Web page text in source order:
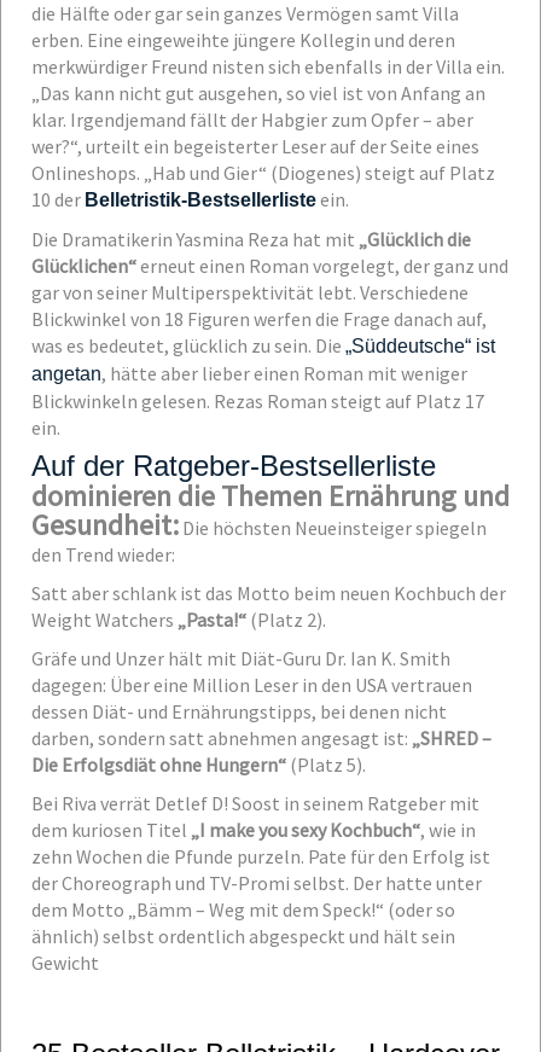
die Hälfte oder gar sein ganzes Vermögen samt Villa
erben. Eine eingeweihte jüngere Kollegin und deren
merkwürdiger Freund nisten sich ebenfalls in der Villa ein.
„Das kann nicht gut ausgehen, so viel ist von Anfang an
klar. Irgendjemand fällt der Habgier zum Opfer – aber
wer?“, urteilt ein begeisterter Leser auf der Seite eines
Onlineshops. „Hab und Gier“ (Diogenes) steigt auf Platz
10 der Belletristik-Bestsellerlisteein.
Die Dramatikerin Yasmina Reza hat mit „Glücklich die
Glücklichen“erneut einen Roman vorgelegt, der ganz und
gar von seiner Multiperspektivität lebt. Verschiedene
Blickwinkel von 18 Figuren werfen die Frage danach auf,
was es bedeutet, glücklich zu sein. Die „Süddeutsche“ ist
angetan, hätte aber lieber einen Roman mit weniger
Blickwinkeln gelesen. Rezas Roman steigt auf Platz 17
ein.
Auf der Ratgeber-Bestsellerliste
dominieren die Themen Ernährung und
Gesundheit: Die höchsten Neueinsteiger spiegeln
den Trend wieder:
Satt aber schlank ist das Motto beim neuen Kochbuch der
Weight Watchers „Pasta!“ (Platz 2).
Gräfe und Unzer hält mit Diät-Guru Dr. Ian K. Smith
dagegen: Über eine Million Leser in den USA vertrauen
dessen Diät- und Ernährungstipps, bei denen nicht
darben, sondern satt abnehmen angesagt ist: „SHRED –
Die Erfolgsdiät ohne Hungern“ (Platz 5).
Bei Riva verrät Detlef D! Soost in seinem Ratgeber mit
dem kuriosen Titel „I make you sexy Kochbuch“, wie in
zehn Wochen die Pfunde purzeln. Pate für den Erfolg ist
der Choreograph und TV-Promi selbst. Der hatte unter
dem Motto „Bämm – Weg mit dem Speck!“ (oder so
ähnlich) selbst ordentlich abgespeckt und hält sein
Gewicht